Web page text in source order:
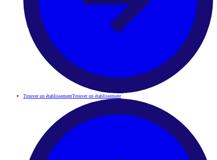
Trouver un établissementTrouver un établissement